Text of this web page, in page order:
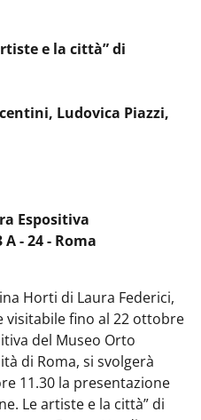
e la città” di
Ludovica Piazzi,
Espositiva
- 24 - Roma
Horti di Laura Federici,
visitabile fino al 22 ottobre
del Museo Orto
di Roma, si svolgerà
11.30 la presentazione
Le artiste e la città” di